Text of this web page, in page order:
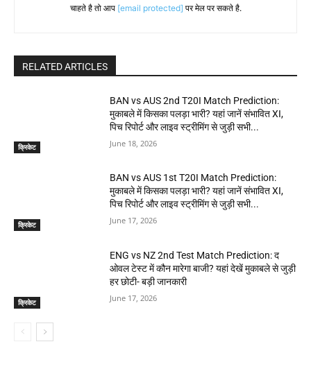
चाहते है तो आप [email protected] पर मेल पर सकते है.
RELATED ARTICLES
क्रिकेट
BAN vs AUS 2nd T20I Match Prediction:
मुकाबले में किसका पलड़ा भारी? यहां जानें संभावित XI,
पिच रिपोर्ट और लाइव स्ट्रीमिंग से जुड़ी सभी...
June 18, 2026
क्रिकेट
BAN vs AUS 1st T20I Match Prediction:
मुकाबले में किसका पलड़ा भारी? यहां जानें संभावित XI,
पिच रिपोर्ट और लाइव स्ट्रीमिंग से जुड़ी सभी...
June 17, 2026
क्रिकेट
ENG vs NZ 2nd Test Match Prediction: द
ओवल टेस्ट में कौन मारेगा बाजी? यहां देखें मुकाबले से जुड़ी
हर छोटी- बड़ी जानकारी
June 17, 2026